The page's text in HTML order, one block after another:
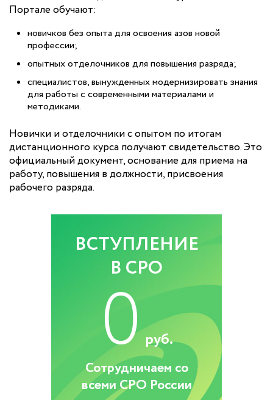
Портале обучают:
новичков без опыта для освоения азов новой
профессии;
опытных отделочников для повышения разряда;
специалистов, вынужденных модернизировать знания
для работы с современными материалами и
методиками.
Новички и отделочники с опытом по итогам
дистанционного курса получают свидетельство. Это
официальный документ, основание для приема на
работу, повышения в должности, присвоения
рабочего разряда.
ВСТУПЛЕНИЕ
В СРО
0 руб.
Сотрудничаем со
всеми СРО России